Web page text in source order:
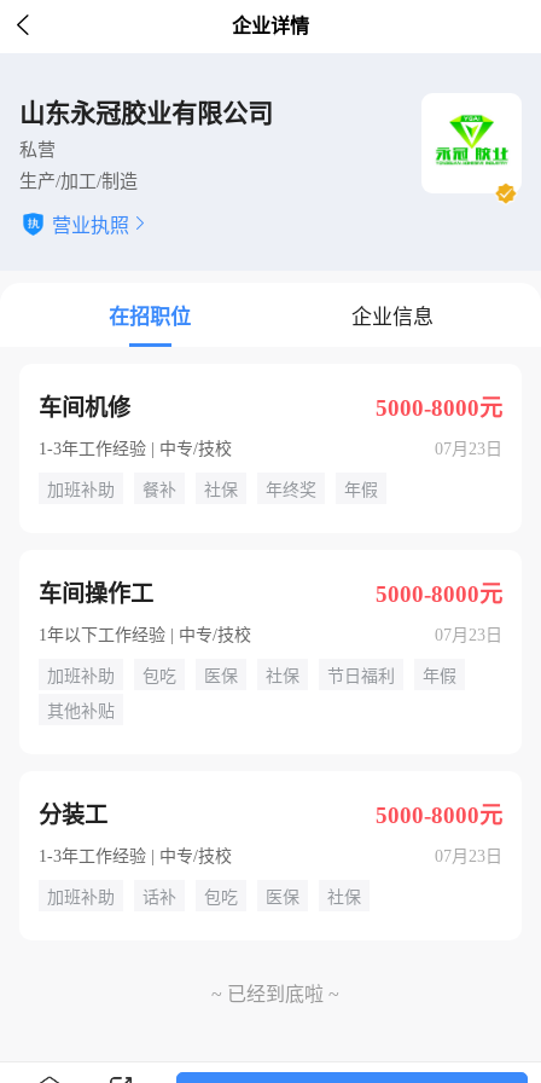
 企业详情
山东永冠胶业有限公司
私营
生产/加工/制造
营业执照 
在招职位 企业信息
车间机修 5000-8000元
1-3年工作经验 | 中专/技校 07月23日
加班补助 餐补 社保 年终奖 年假
车间操作工 5000-8000元
1年以下工作经验 | 中专/技校 07月23日
加班补助 包吃 医保 社保 节日福利
年假
其他补贴
分装工 5000-8000元
1-3年工作经验 | 中专/技校 07月23日
加班补助 话补 包吃 医保 社保
~ 已经到底啦 ~